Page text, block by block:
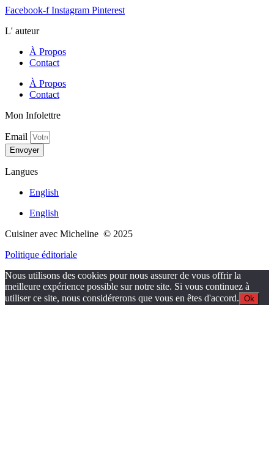
Facebook-f Instagram Pinterest
L' auteur
À Propos
Contact
À Propos
Contact
Mon Infolettre
Email
Envoyer
Langues
English
English
Cuisiner avec Micheline © 2025
Politique éditoriale
Nous utilisons des cookies pour nous assurer de vous offrir la
meilleure expérience possible sur notre site. Si vous continuez à
utiliser ce site, nous considérerons que vous en êtes d'accord. Ok